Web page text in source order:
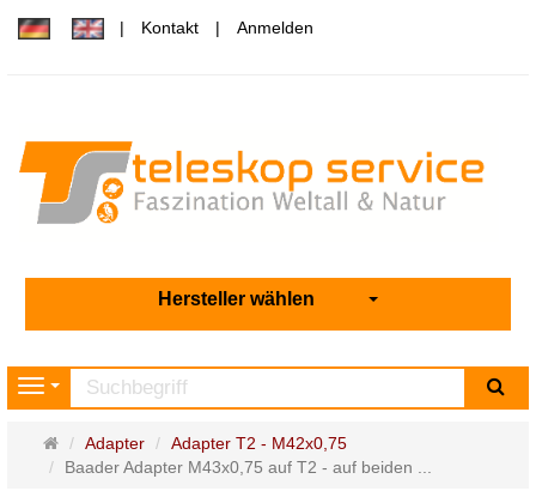
Kontakt Anmelden
Hersteller wählen
Navigation
Startseite
Adapter
Adapter T2 - M42x0,75
Baader Adapter M43x0,75 auf T2 - auf beiden ...